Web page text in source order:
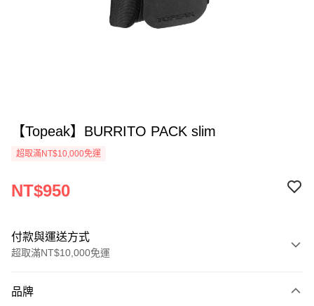
【Topeak】BURRITO PACK slim
超取滿NT$10,000免運
NT$950
付款與運送方式
超取滿NT$10,000免運
信用卡一次付款
品牌